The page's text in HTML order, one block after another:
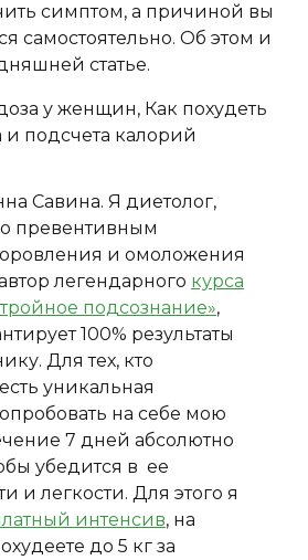
симптом, а причиной вы
самостоятельно. Об этом и
статье.
Савина. Я диетолог,
превентивным
и омоложения
легендарного курса
подсознание»,
100% результаты
Для тех, кто
уникальная
на себе мою
7 дней абсолютно
убедится в ее
и легкости. Для этого я
интенсив, на
до 5 кг за